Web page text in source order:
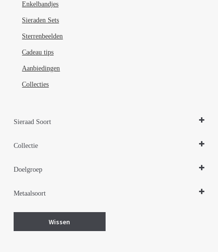
Enkelbandjes
Sieraden Sets
Sterrenbeelden
Cadeau tips
Aanbiedingen
Collecties
Sieraad Soort
Collectie
Doelgroep
Metaalsoort
Wissen